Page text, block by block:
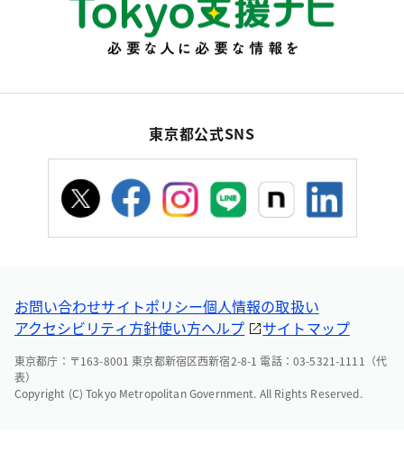
東京都公式SNS
お問い合わせサイトポリシー個人情報の取扱い
アクセシビリティ方針使い方ヘルプ サイトマップ
東京都庁：〒163-8001 東京都新宿区西新宿2-8-1 電話：03-5321-1111（代
表）
Copyright (C) Tokyo Metropolitan Government. All Rights Reserved.